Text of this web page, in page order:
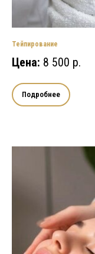
Тейпирование
Цена: 8 500 р.
Подробнее